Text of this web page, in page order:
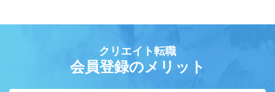
クリエイト転職
会員登録のメリット